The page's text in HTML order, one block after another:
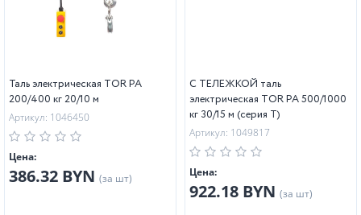
Таль электрическая TOR PA
200/400 кг 20/10 м
Артикул: 1046450
Цена:
386.32 BYN (за шт)
С ТЕЛЕЖКОЙ таль
электрическая TOR PA 500/1000
кг 30/15 м (серия T)
Артикул: 1049817
Цена:
922.18 BYN (за шт)